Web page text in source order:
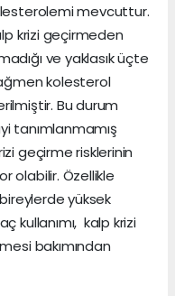
mevcuttur.
krizi geçirmeden
ve yaklasık üçte
kolesterol
Bu durum
tanımlanmamış
geçirme risklerinin
olabilir. Özellikle
yüksek
kullanımı, kalp krizi
bakımından